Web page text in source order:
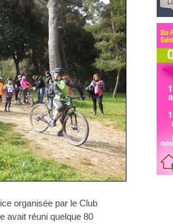
organisée par le Club
avait réuni quelque 80